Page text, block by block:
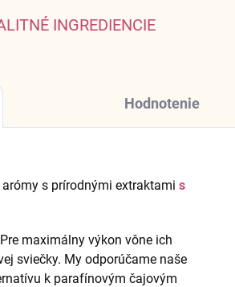
INGREDIENCIE
Hodnotenie
s prírodnými extraktami s
maximálny výkon vône ich
sviečky. My odporúčame naše
k parafínovým čajovým